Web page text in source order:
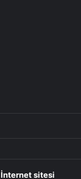
İnternet sitesi